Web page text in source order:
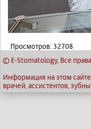
Просмотров: 32708
© E-Stomatology, Все
Информация на этом
врачей, ассистентов,